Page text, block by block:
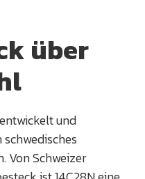
über
entwickelt und
schwedisches
Von Schweizer